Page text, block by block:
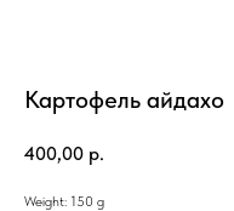
Картофель айдахо
400,00 р.
Weight: 150 g